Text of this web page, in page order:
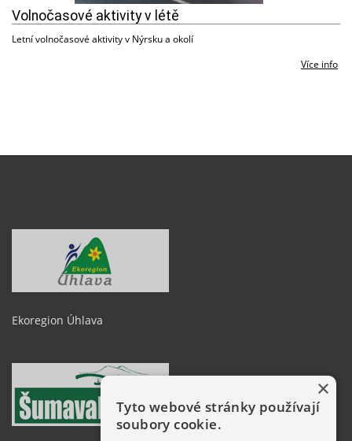
Volnočasové aktivity v létě
Letní volnočasové aktivity v Nýrsku a okolí
Více info
Ekoregion Úhlava
×
Tyto webové stránky používají
soubory cookie.